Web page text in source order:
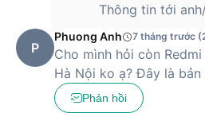
thiết bị tai nghe được nhiều
Tai nghe Redmi Buds
giá như thế nào?
Thông tin tới
P
Phuong Anh 7 tháng trước
Cho mình hỏi còn
Hà Nội ko ạ? Đây là
Phản hồi